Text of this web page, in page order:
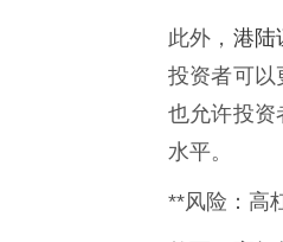
此外， 港陆
投资者可以
也允许投资
水平。
**风险：高